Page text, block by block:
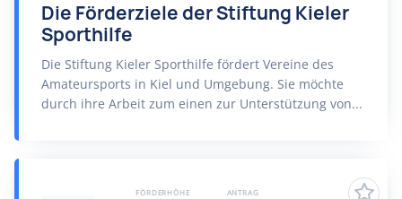
Die Förderziele der Stiftung Kieler
Sporthilfe
Die Stiftung Kieler Sporthilfe fördert Vereine des
Amateursports in Kiel und Umgebung. Sie möchte
durch ihre Arbeit zum einen zur Unterstützung von...
FÖRDERHÖHE ANTRAG